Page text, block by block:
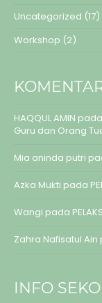
Uncategorized (17)
Workshop (2)
HAQQUL AMIN pada
Guru dan Orang
Mia aninda putri
Azka Mukti pada
Wangi pada
Zahra Nafisatul Ain
INFO